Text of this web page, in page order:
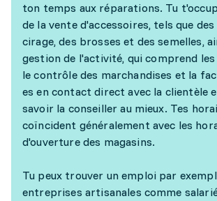
ton temps aux réparations. Tu
de la vente d'accessoires, tels que
cirage, des brosses et des semelles,
gestion de l'activité, qui comprend les
le contrôle des marchandises et la
es en contact direct avec la clientèle
savoir la conseiller au mieux. Tes
coïncident généralement avec les
d'ouverture des magasins.
Tu peux trouver un emploi par
entreprises artisanales comme